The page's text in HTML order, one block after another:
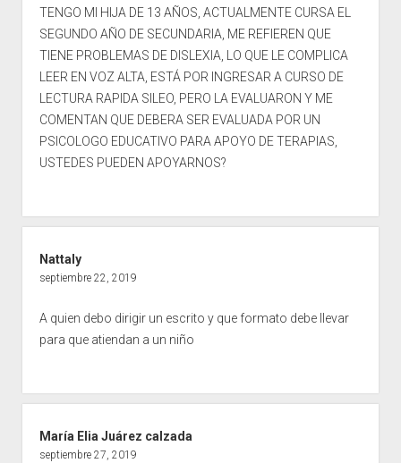
TENGO MI HIJA DE 13 AÑOS, ACTUALMENTE CURSA EL
SEGUNDO AÑO DE SECUNDARIA, ME REFIEREN QUE
TIENE PROBLEMAS DE DISLEXIA, LO QUE LE COMPLICA
LEER EN VOZ ALTA, ESTÁ POR INGRESAR A CURSO DE
LECTURA RAPIDA SILEO, PERO LA EVALUARON Y ME
COMENTAN QUE DEBERA SER EVALUADA POR UN
PSICOLOGO EDUCATIVO PARA APOYO DE TERAPIAS,
USTEDES PUEDEN APOYARNOS?
Nattaly
septiembre 22, 2019
A quien debo dirigir un escrito y que formato debe llevar
para que atiendan a un niño
María Elia Juárez calzada
septiembre 27, 2019